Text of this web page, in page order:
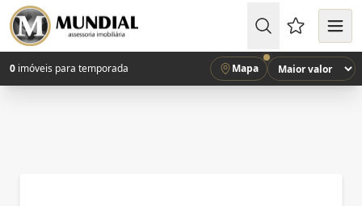
Favoritos
0 imóveis para temporada Mapa